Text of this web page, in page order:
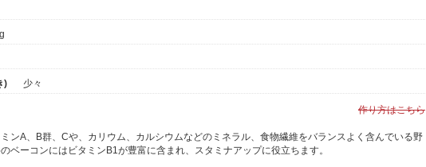
) 少々
作り方はこちら
ンA、B群、Cや、カリウム、カルシウムなどのミネラル、食物繊維をバランスよく含んでいる野
ベーコンにはビタミンB1が豊富に含まれ、スタミナアップに役立ちます。